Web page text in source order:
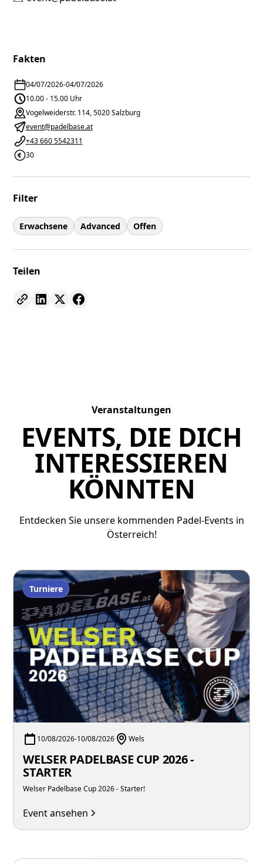
Fakten
04/07/2026-04/07/2026
10.00 - 15.00 Uhr
Vogelweiderstr. 114, 5020 Salzburg
event@padelbase.at
+43 660 5542311
30
Filter
Erwachsene Advanced Offen
Teilen
Veranstaltungen
EVENTS, DIE DICH
INTERESSIEREN
KÖNNTEN
Entdecken Sie unsere kommenden Padel-Events in
Österreich!
Turniere
10/08/2026-10/08/2026 Wels
WELSER PADELBASE CUP 2026 -
STARTER
Welser Padelbase Cup 2026 - Starter!
Event ansehen